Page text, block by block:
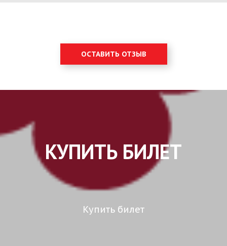
ОСТАВИТЬ ОТЗЫВ
КУПИТЬ БИЛЕТ
Купить билет